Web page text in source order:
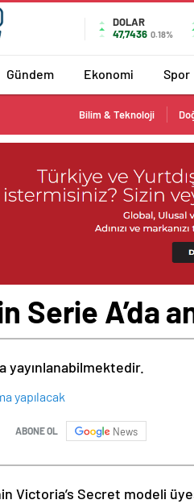
DOLAR
47,7436 0.18%
Gündem Ekonomi Spor
Bilim & Teknoloji
Serie A’da
yayınlanabilmektedir.
ABONE OL News
Victoria’s Secret modeli